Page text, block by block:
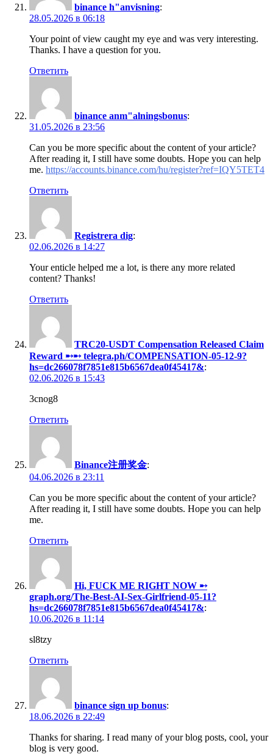
binance h"anvisning:
28.05.2026 в 06:18
Your point of view caught my eye and was very interesting.
Thanks. I have a question for you.
Ответить
binance anm"alningsbonus:
31.05.2026 в 23:56
Can you be more specific about the content of your article?
After reading it, I still have some doubts. Hope you can help
me. https://accounts.binance.com/hu/register?ref=IQY5TET4
Ответить
Registrera dig:
02.06.2026 в 14:27
Your enticle helped me a lot, is there any more related
content? Thanks!
Ответить
TRC20-USDT Compensation Released Claim
Reward ➸➸ telegra.ph/COMPENSATION-05-12-9?
hs=dc266078f7851e815b6567dea0f45417&:
02.06.2026 в 15:43
3cnog8
Ответить
Binance注册奖金:
04.06.2026 в 23:11
Can you be more specific about the content of your article?
After reading it, I still have some doubts. Hope you can help
me.
Ответить
Hi, FUСК ME RIGHT NOW ➸
graph.org/The-Best-AI-Sex-Girlfriend-05-11?
hs=dc266078f7851e815b6567dea0f45417&:
10.06.2026 в 11:14
sl8tzy
Ответить
binance sign up bonus:
18.06.2026 в 22:49
Thanks for sharing. I read many of your blog posts, cool, your
blog is very good.